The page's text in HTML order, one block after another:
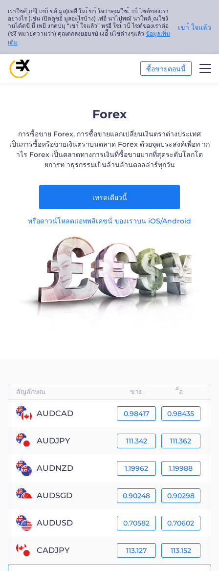
เราใชค้ ุกก้(ี เกบ็ ขอ้ มูล)เพ่อื ใหเ้ ขา้ ใจว่าคุณใชเ้ วบ็ ไซต์ของเรา
อย่างไร (เช่น เปิดดูขอ้ มูลอะไรบ้าง) เพ่อื นาไปพฒั นาใหค้ ุณใชง้
านได้ดขี นึ้ เพยี งกดป่มุ “เขา้ ใจแล้ว” หรอื ใชเ้ วบ็ ไซต์ของเราต่อ
(ซ่งึ หมายความว่า) คุณตกลงยอบรบั เงอ่ื นไขต่างๆแล้ว ข้อมูลเพิ่ม
เติม
เขา้ ใจแล้ว
ซื้อขายตอนนี้
การศึกษา
Trader
Forex
การซื้อขาย Forex, การซื้อขายแลกเปลี่ยนเงินตราต่างประเทศ
เป็นการซื้อหรือขายเงินตราบนตลาด Forex ด้วยจุดประสงค์เพื่อท าก
าไร Forex เป็นตลาดทางการเงินที่ซื้อขายมากที่สุดระดับโลกโด
ยการท าธุรกรรมเป็นล้านล้านดอลล่าร์ทุกวัน
เทรดเดียวนี้
หรือดาวน์โหลดแอพพลิเคชนั่ ของเราบน iOS/Android
สัญลักษณ ขาย ื้อ
AUDCAD 0.98417 0.98435
AUDJPY 111.342 111.362
AUDNZD 1.19962 1.19988
AUDSGD 0.90248 0.90298
AUDUSD 0.70582 0.70602
CADJPY 113.127 113.152